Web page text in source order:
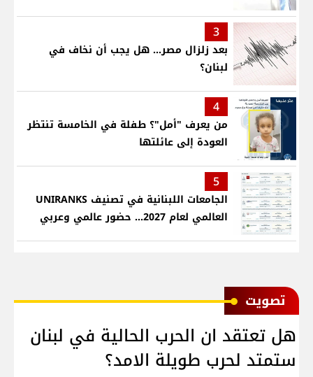
3
بعد زلزال مصر... هل يجب أن نخاف في
لبنان؟
4
من يعرف "أمل"؟ طفلة في الخامسة تنتظر
العودة إلى عائلتها
5
الجامعات اللبنانية في تصنيف UNIRANKS
العالمي لعام 2027... حضور عالمي وعربي
ﺗﺼﻮﻳﺖ
هل تعتقد ان الحرب الحالية في لبنان
ستمتد لحرب طويلة الامد؟